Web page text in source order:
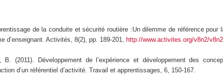
de la conduite et sécurité routière :Un dilemme de référence pour
d’enseignant. Activités, 8(2), pp. 189-201, http://www.activites.org/v8n2/
B. (2011). Développement de l’expérience et développement des
d’un référentiel d’activité. Travail et apprentissages, 6, 150-167.